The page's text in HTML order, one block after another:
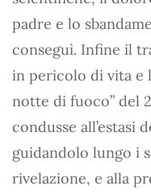
padre e lo
conseguì. Infine il
in pericolo di vita e
notte di fuoco” del
condusse all’estasi
guidandolo lungo i
rivelazione, e alla